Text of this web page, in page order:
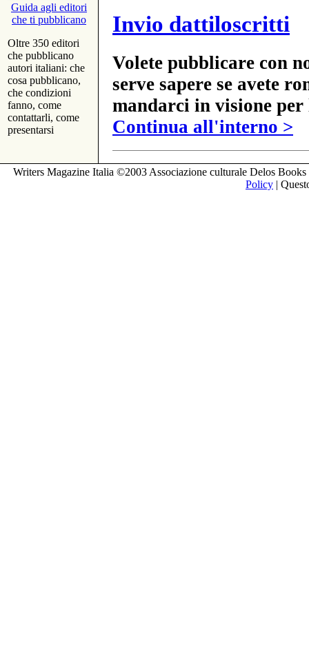
Guida agli editori
che ti pubblicano
Oltre 350 editori
che pubblicano
autori italiani: che
cosa pubblicano,
che condizioni
fanno, come
contattarli, come
presentarsi
Invio dattiloscritti
Volete pubblicare con
serve sapere se avete
mandarci in visione
Continua all'interno >
Writers Magazine Italia ©2003 Associazione culturale Delos
Policy |